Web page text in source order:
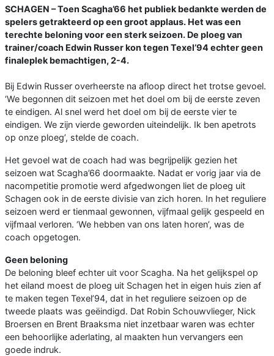
SCHAGEN –Toen Scagha’66 het publiek bedankte werden de
spelers getrakteerd op een groot applaus. Het was een
terechte beloning voor een sterk seizoen. De ploeg van
trainer/coach Edwin Russer kon tegen Texel’94 echter geen
finaleplek bemachtigen, 2-4.
Bij Edwin Russer overheerste na afloop direct het trotse gevoel.
‘We begonnen dit seizoen met het doel om bij de eerste zeven
te eindigen. Al snel werd het doel om bij de eerste vier te
eindigen. We zijn vierde geworden uiteindelijk. Ik ben apetrots
op onze ploeg’, stelde de coach.
Het gevoel wat de coach had was begrijpelijk gezien het
seizoen wat Scagha’66 doormaakte. Nadat er vorig jaar via de
nacompetitie promotie werd afgedwongen liet de ploeg uit
Schagen ook in de eerste divisie van zich horen. In het reguliere
seizoen werd er tienmaal gewonnen, vijfmaal gelijk gespeeld en
vijfmaal verloren. ‘We hebben van ons laten horen’, was de
coach opgetogen.
Geen beloning
De beloning bleef echter uit voor Scagha. Na het gelijkspel op
het eiland moest de ploeg uit Schagen het in eigen huis zien af
te maken tegen Texel’94, dat in het reguliere seizoen op de
tweede plaats was geëindigd. Dat Robin Schouwvlieger, Nick
Broersen en Brent Braaksma niet inzetbaar waren was echter
een behoorlijke aderlating, al maakten hun vervangers een
goede indruk.